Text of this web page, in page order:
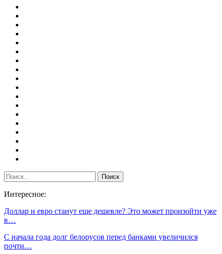
Интересное:
Доллар и евро станут еще дешевле? Это может произойти уже
в…
С начала года долг белорусов перед банками увеличился
почти…